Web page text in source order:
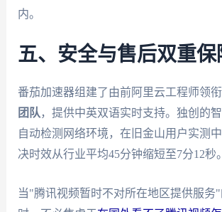
内。
五、安全与售后双重保
番茄加速器组建了由前阿里云工程师领
团队 ，提供中英双语实时支持。独创的
自动检测网络环境，在旧金山用户实测
决时效从行业平均45分钟缩短至7分12秒。
当"腾讯视频暂时不对所在地区提供服务